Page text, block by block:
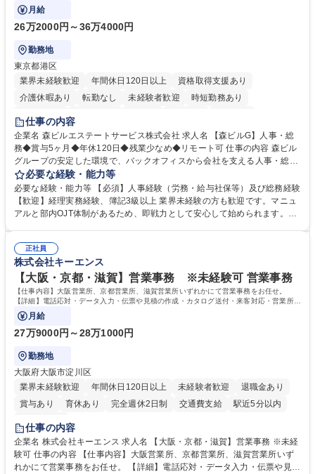
にも挑戦できる、やりがいある環境です。
月給
26万2000円～36万4000円
勤務地
東京都港区
業界未経験歓迎
年間休日120日以上
資格取得支援あり
介護休暇あり
転勤なし 未経験者歓迎
時短勤務あり
経験者歓迎
完全週休2日制
交通費支給 長期歓迎 駅近5分以内 土日祝休み
仕事の内容
企業名 森ビルエステートサービス株式会社 求人名 【森ビルG】人事・総
務◆賞与5ヶ月◆年休120日◆残業少なめ◆リモート可 仕事の内容 森ビル
グループの安定した環境で、バックオフィスから会社を支える人事・総務
をお任せします。 労務と総務の業務をバランスよく担当し、ゆくゆくは制
度改定などのコア業務にも挑戦できる、やりがいある環境です。 ■勤怠管
理、給与計算、社会保険手続き、年末調整等の労務管理全般 ■入退社手続
き、社内規定の改定や人事制度改定などのコア業務 ■社内イベントの企画
でも質問・相談できる環境が整っているため、安心して成長できます。 募
集職種 【森ビルG】人事・総務◆賞与5ヶ月◆年休120日◆残業少なめ◆
リモート可
必要な経験・能力等
必要な経験・能力等 【必須】人事経験（労務・給与社保等）及び総務経験
【歓迎】経理実務経験、簿記3級以上 業界未経験の方も歓迎です。マニュ
アルと部内OJT体制があるため、即戦力として安心して始められます。
務に挑戦できるため、自身の成長と組織への貢献度をダイレクトに実感で
きます。 残業少なめ、週1日リモート可など、ワークライフバランスを保
ち長期活躍できる環境です。 「これまでの幅広い経験を活かし、長期的な
キャリアを築きたい」という前向きな意欲と挑戦を全力で応援します。 学
歴・資格 学歴：大学院 大学 高専 短大 専修学校 高校 語学力： 資格：日商
簿記検定1級 日商簿記検定2級 日商簿記検定3級
正社員
株式会社キーエンス
【大阪・京都・滋賀】営業事務 ※未経験可 営業事務
【仕事内容】大阪営業所、京都営業所、滋賀営業所いずれかにて営業事務をお任せ。
【詳細】電話応対・データ入力・伝票や見積の作成・カタログ送付・来客対応・営業所内
で発生する事務業務や業務改善をお任せ。
月給
27万9000円～28万1000円
勤務地
大阪府大阪市淀川区
業界未経験歓迎
年間休日120日以上 未経験者歓迎
退職金あり
賞与あり
育休あり 完全週休2日制 交通費支給
駅近5分以内
土日祝休み
仕事の内容
企業名 株式会社キーエンス 求人名 【大阪・京都・滋賀】営業事務 ※未経
験可 仕事の内容 【仕事内容】大阪営業所、京都営業所、滋賀営業所いず
れかにて営業事務をお任せ。 【詳細】電話応対・データ入力・伝票や見積